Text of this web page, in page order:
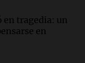
para una
turistas y el
tragedia: un
en